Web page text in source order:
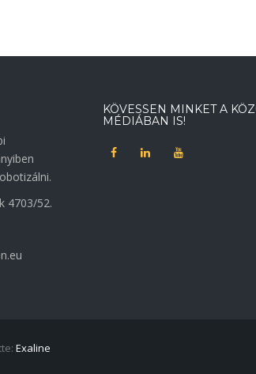
4703/52.
KÖVESSEN MINKET A
MÉDIÁBAN IS!
Exaline